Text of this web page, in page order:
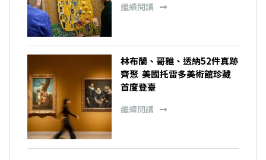
繼續閱讀
林布蘭、哥雅、透納52件真跡
齊聚 美國托雷多美術館珍藏
首度登臺
繼續閱讀